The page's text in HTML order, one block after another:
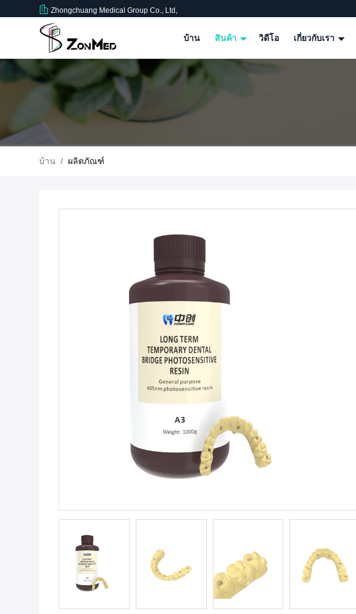
Zhongchuang Medical Group Co., Ltd,
บ้าน สินค้า วิดีโอ เกี่ยวกับเรา
บ้าน / ผลิตภัณฑ์